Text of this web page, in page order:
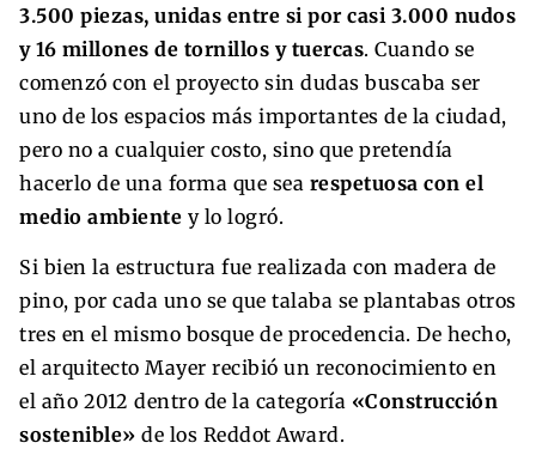
3.500 piezas, unidas entre si por casi 3.000 nudos
y 16 millones de tornillos y tuercas. Cuando se
comenzó con el proyecto sin dudas buscaba ser
uno de los espacios más importantes de la ciudad,
pero no a cualquier costo, sino que pretendía
hacerlo de una forma que sea respetuosa con el
medio ambiente y lo logró.
Si bien la estructura fue realizada con madera de
pino, por cada uno se que talaba se plantabas otros
tres en el mismo bosque de procedencia. De hecho,
el arquitecto Mayer recibió un reconocimiento en
el año 2012 dentro de la categoría «Construcción
sostenible» de los Reddot Award.